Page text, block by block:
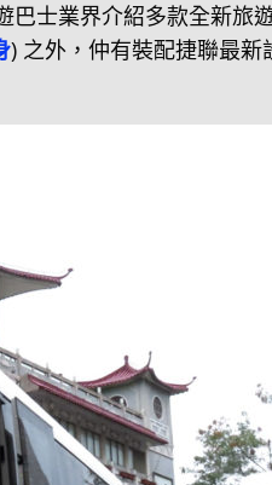
巴士業界介紹多款全新旅
) 之外，仲有裝配捷聯最新